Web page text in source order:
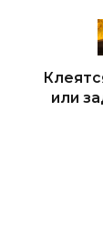
или